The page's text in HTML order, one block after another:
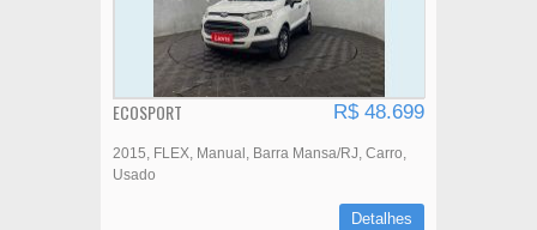
ECOSPORT R$ 48.699
2015 FLEX Manual Barra Mansa/RJ Carro
Usado
Detalhes